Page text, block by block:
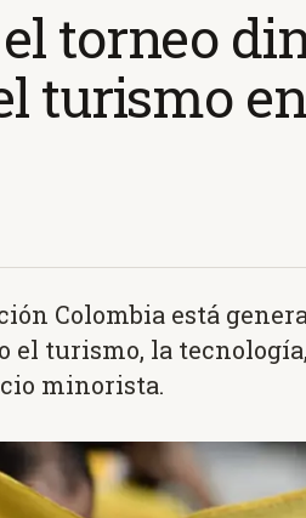
torneo
turismo en
Colombia está
el turismo, la
minorista.